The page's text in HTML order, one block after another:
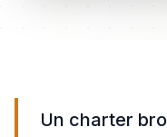
Un charter